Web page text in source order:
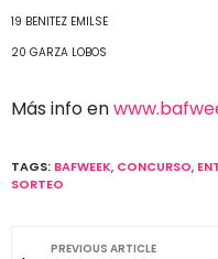
19 BENITEZ EMILSE
20 GARZA LOBOS
Más info en
TAGS: BAFWEEK, CONCURSO,
SORTEO
PREVIOUS ARTICLE